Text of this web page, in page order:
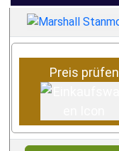
Preis prüfen